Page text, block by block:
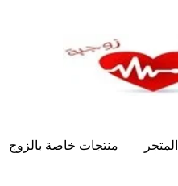
المتجر منتجات خاصة بالزوج